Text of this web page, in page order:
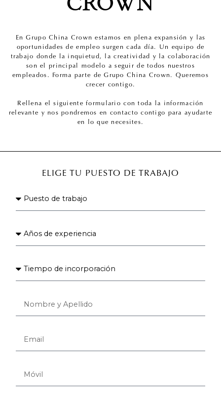
CROWN
En Grupo China Crown estamos en plena expansión y las
oportunidades de empleo surgen cada día. Un equipo de
trabajo donde la inquietud, la creatividad y la colaboración
son el principal modelo a seguir de todos nuestros
empleados. Forma parte de Grupo China Crown. Queremos
crecer contigo.
Rellena el siguiente formulario con toda la información
relevante y nos pondremos en contacto contigo para ayudarte
en lo que necesites.
ELIGE TU PUESTO DE TRABAJO